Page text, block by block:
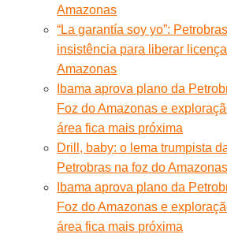
Amazonas
“La garantía soy yo”:
insistência para liberar
Amazonas
Ibama aprova plano da
Foz do Amazonas e
área fica mais próxima
Drill, baby: o lema trumpista
Petrobras na foz do Amazonas
Ibama aprova plano da
Foz do Amazonas e
área fica mais próxima